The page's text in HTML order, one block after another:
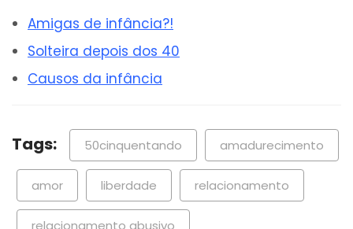
Amigas de infância?!
Solteira depois dos 40
Causos da infância
Tags: 50cinquentando amadurecimento
amor liberdade relacionamento